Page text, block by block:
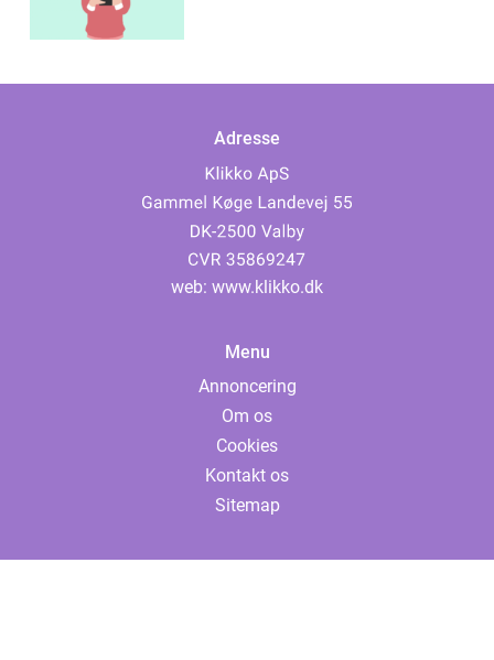
Adresse
web: www.klikko.dk
Menu
Annoncering
Om os
Cookies
Kontakt os
Sitemap